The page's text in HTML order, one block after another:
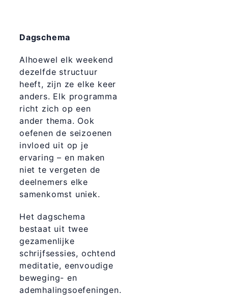
Dagschema
Alhoewel elk weekend
dezelfde structuur
heeft, zijn ze elke keer
anders. Elk programma
richt zich op een
ander thema. Ook
oefenen de seizoenen
invloed uit op je
ervaring – en maken
niet te vergeten de
deelnemers elke
samenkomst uniek.
Het dagschema
bestaat uit twee
gezamenlijke
schrijfsessies, ochtend
meditatie, eenvoudige
beweging- en
ademhalingsoefeningen.